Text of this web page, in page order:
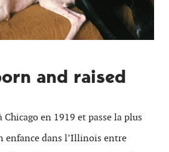
and raised
Chicago en 1919 et passe la plus
enfance dans l’Illinois entre